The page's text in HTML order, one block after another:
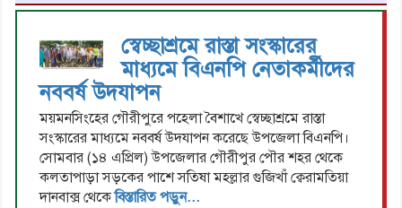
স্বেচ্ছাশ্রমে রাস্তা সংস্কারের
মাধ্যমে বিএনপি নেতাকর্মীদের
নববর্ষ উদযাপন
ময়মনসিংহের গৌরীপুরে পহেলা বৈশাখে স্বেচ্ছাশ্রমে রাস্তা
সংস্কারের মাধ্যমে নববর্ষ উদযাপন করেছে উপজেলা বিএনপি।
সোমবার (১৪ এপ্রিল) উপজেলার গৌরীপুর পৌর শহর থেকে
কলতাপাড়া সড়কের পাশে সতিষা মহল্লার গুজিখাঁ ক্বেরামতিয়া
দানবাক্স থেকেবিস্তারিত পড়ুন...